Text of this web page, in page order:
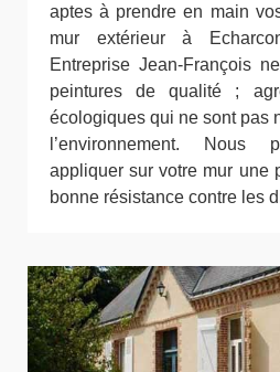
aptes à prendre en main
mur extérieur à
Entreprise Jean-François
peintures de qualité ;
écologiques qui ne sont pas
l’environnement. Nous
appliquer sur votre mur une
bonne résistance contre les